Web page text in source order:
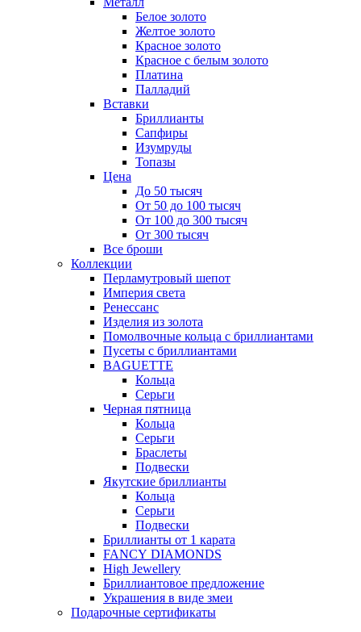
Белое золото
Желтое золото
Красное золото
Красное с белым золото
Платина
Палладий
Вставки
Бриллианты
Сапфиры
Изумруды
Топазы
Цена
До 50 тысяч
От 50 до 100 тысяч
От 100 до 300 тысяч
От 300 тысяч
Все броши
Коллекции
Перламутровый шепот
Империя света
Ренессанс
Изделия из золота
Помолвочные кольца с бриллиантами
Пусеты с бриллиантами
BAGUETTE
Кольца
Серьги
Черная пятница
Кольца
Серьги
Браслеты
Подвески
Якутские бриллианты
Кольца
Серьги
Подвески
Бриллианты от 1 карата
FANCY DIAMONDS
High Jewellery
Бриллиантовое предложение
Украшения в виде змеи
Подарочные сертификаты